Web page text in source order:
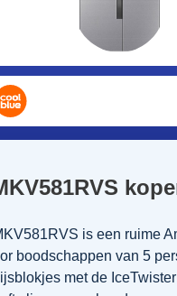
is een ruime
boodschappen van 5
met de